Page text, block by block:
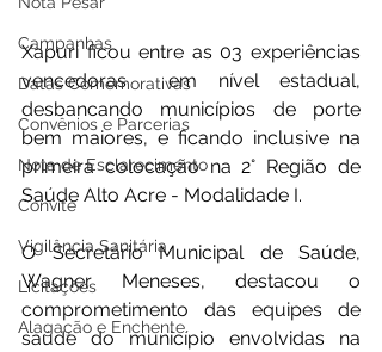
Campanhas
Datas Comemorativas
Convênios e Parcerias
Nota de Esclarecimento
Convite
Vigilância Sanitária
Licitações
Alagação e Enchente
Xapuri ficou entre as 03 experiências
vencedoras  em nível estadual,
desbancando municípios de porte
bem maiores, e ficando inclusive na
primeira colocação na 2° Região de
Saúde Alto Acre - Modalidade I.
O Secretário Municipal de Saúde,
Wagner Meneses, destacou o
comprometimento das equipes de
saúde do município envolvidas na